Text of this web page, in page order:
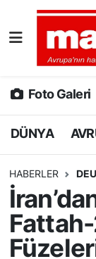
Foto Galeri
DÜNYA
HABERLER
DÜNYA
AVRUPA
SPOR
Nöbetçi
Hava
Namaz
Puan
Tüm